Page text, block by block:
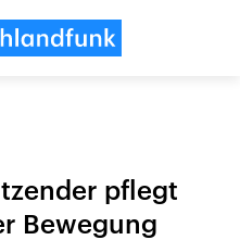
pflegt
Bewegung